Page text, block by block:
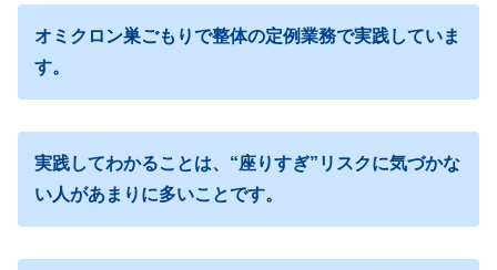
オミクロン巣ごもりで整体の定例業務で実践していま
す。
実践してわかることは、“座りすぎ”リスクに気づかな
い人があまりに多いことです。